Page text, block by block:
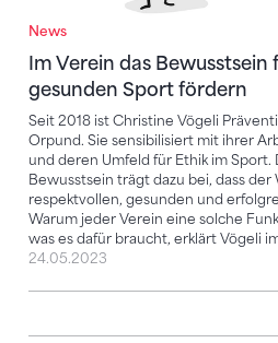
News
Im Verein das
gesunden Sport fördern
Seit 2018 ist Christine Vögeli
Orpund. Sie sensibilisiert mit ihrer
und deren Umfeld für Ethik im Sport.
Bewusstsein trägt dazu bei, dass
respektvollen, gesunden und
Warum jeder Verein eine solche
was es dafür braucht, erklärt Vögeli
24.05.2023